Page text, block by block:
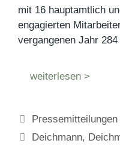
mit 16 hauptamtlich
engagierten
vergangenen Jahr
weiterlesen >
Kategorien
Pressemitteilungen
Schlagwörter
Deichmann,